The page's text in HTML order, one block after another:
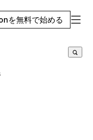
を無料で始める